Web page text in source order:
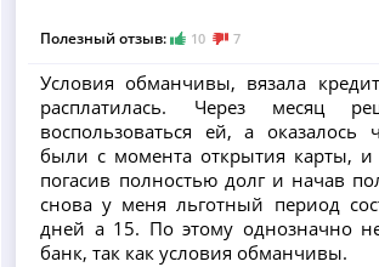
Полезный отзыв: 10 7
Условия обманчивы, вязала
расплатилась. Через месяц
воспользоваться ей, а оказалось
были с момента открытия карты, и
погасив полностью долг и начав
снова у меня льготный период
дней а 15. По этому однозначно
банк, так как условия обманчивы.